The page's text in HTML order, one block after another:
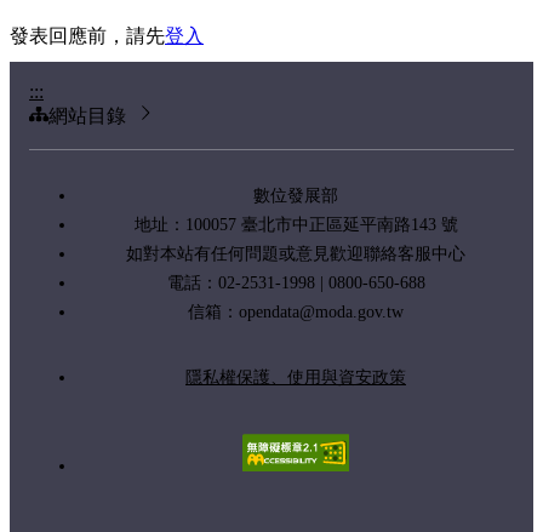
發表回應前，請先登入
:::
網站目錄
數位發展部
地址：100057 臺北市中正區延平南路143 號
如對本站有任何問題或意見歡迎聯絡客服中心
電話：02-2531-1998 | 0800-650-688
信箱： opendata@moda.gov.tw
隱私權保護、使用與資安政策